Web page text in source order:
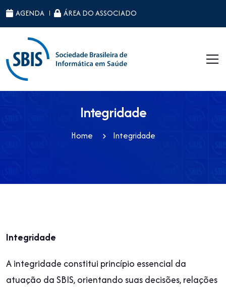
AGENDA ÁREA DO ASSOCIADO
ID da página raiz: 39
Integridade
Home Integridade
Integridade
A integridade constitui princípio essencial da
atuação da SBIS, orientando suas decisões, relações